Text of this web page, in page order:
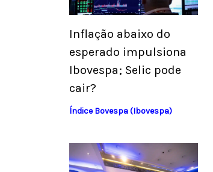
Inflação abaixo do
esperado impulsiona
Ibovespa; Selic pode
cair?
Índice Bovespa (Ibovespa)